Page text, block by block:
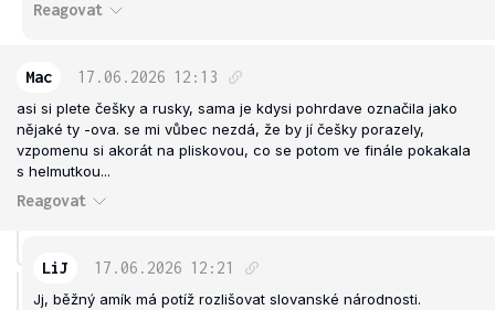
Reagovat
Mac 17.06.2026 12:13
asi si plete češky a rusky, sama je kdysi pohrdave označila jako
nějaké ty -ova. se mi vůbec nezdá, že by jí češky porazely,
vzpomenu si akorát na pliskovou, co se potom ve finále pokakala
s helmutkou...
Reagovat
LiJ 17.06.2026 12:21
Jj, běžný amík má potíž rozlišovat slovanské národnosti.